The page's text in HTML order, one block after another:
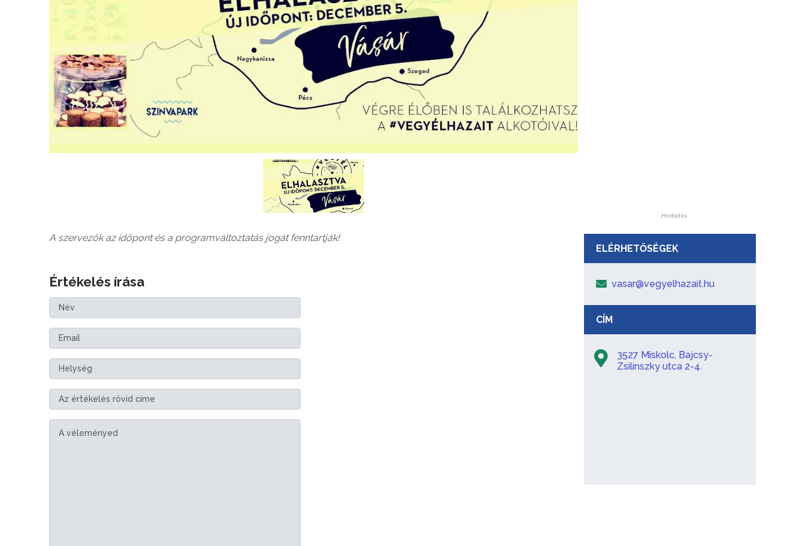
A szervezők az időpont és a programváltoztatás jogát fenntartják!
Értékelés írása
Hirdetés
ELÉRHETŐSÉGEK
vasar@vegyelhazait.hu
CÍM
3527 Miskolc, Bajcsy-
Zsilinszky utca 2-4.